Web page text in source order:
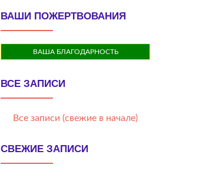
ВАШИ ПОЖЕРТВОВАНИЯ
ВАША БЛАГОДАРНОСТЬ
ВСЕ ЗАПИСИ
Все записи (свежие в начале)
СВЕЖИЕ ЗАПИСИ